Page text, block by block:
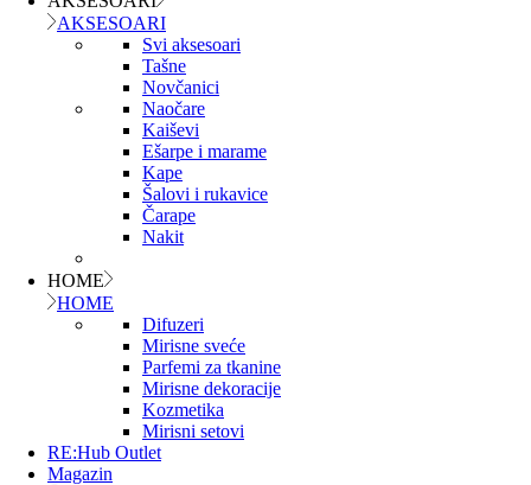
AKSESOARI
Svi aksesoari
Tašne
Novčanici
Naočare
Kaiševi
Ešarpe i marame
Kape
Šalovi i rukavice
Čarape
Nakit
HOME
HOME
Difuzeri
Mirisne sveće
Parfemi za tkanine
Mirisne dekoracije
Kozmetika
Mirisni setovi
RE:Hub Outlet
Magazin